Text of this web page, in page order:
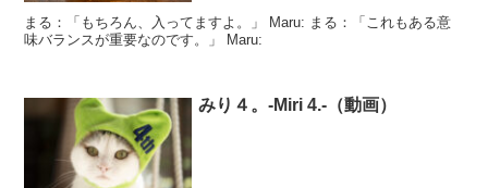
まる：「もちろん、入ってますよ。」 Maru: まる：「これもある意
味バランスが重要なのです。」 Maru:
みり４。-Miri 4.-（動画）